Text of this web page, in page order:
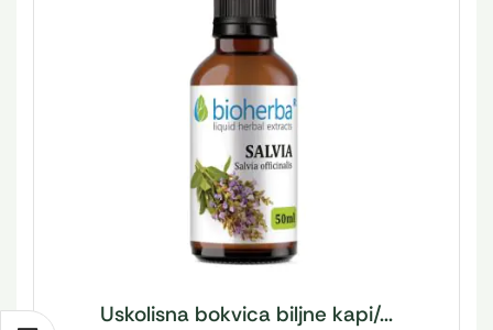
Uskolisna bokvica biljne kapi/...